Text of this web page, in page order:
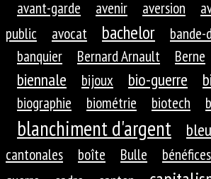
avant-garde avenir aversion
public
avocat bachelor bande-
banquier
Bernard Arnault Berne
biennale bijoux bio-guerre
biographie biométrie biotech
blanchiment d'argent bleu
cantonales
boîte Bulle bénéfices